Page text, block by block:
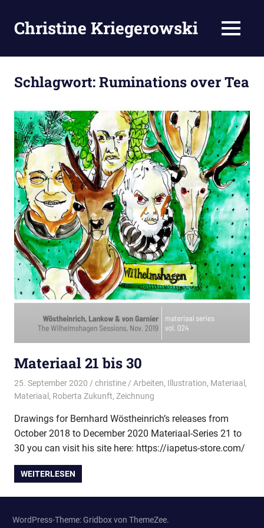
Inhalt
springen
Christine Kriegerowski MENÜ
Schlagwort:Ruminations over Tea
Materiaal 21 bis 30
25. September 2020 christine Arbeiten, Illustration, Materiaal,
Materiaal, Roberta Zukunft, Zeichnung
Drawings for Bernhard Wöstheinrich’s releases from
October 2018 to December 2020 Materiaal-Series 21 to
30 you can visit his site here: https://iapetus-store.com/
WEITERLESEN
WordPress-Theme: Gridbox von ThemeZee.